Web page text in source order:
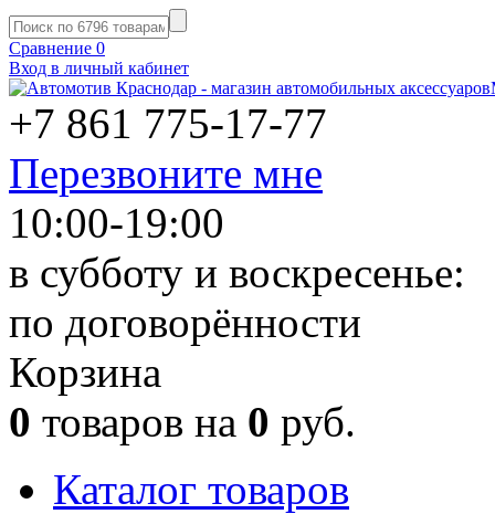
Сравнение 0
Вход в личный кабинет
+7 861 775-17-77
Перезвоните мне
10:00-19:00
в субботу и воскресенье:
по договорённости
Корзина
0 товаров на 0 руб.
Каталог товаров